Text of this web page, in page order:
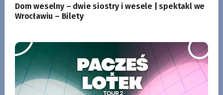
Dom weselny – dwie siostry i wesele | spektakl we
Wrocławiu – Bilety